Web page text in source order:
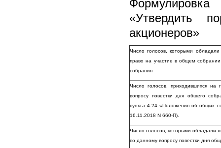
«Утвердить
акционеров»
Число голосов, которыми
право на участие в общем
собрания
Число голосов, приходившихся
вопросу повестки дня общего
пункта 4.24 «Положения об общих
16.11.2018 N 660-П).
Число голосов, которыми обладали
по данному вопросу повестки дня